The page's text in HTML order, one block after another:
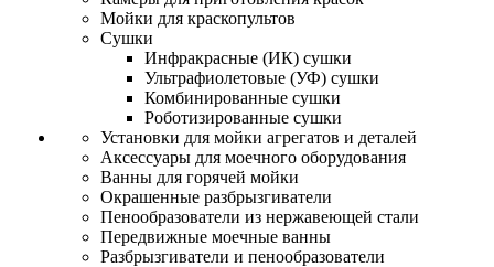
Мойки для краскопультов
Сушки
Инфракрасные (ИК) сушки
Ультрафиолетовые (УФ) сушки
Комбинированные сушки
Роботизированные сушки
Установки для мойки агрегатов и деталей
Аксессуары для моечного оборудования
Ванны для горячей мойки
Окрашенные разбрызгиватели
Пенообразователи из нержавеющей стали
Передвижные моечные ванны
Разбрызгиватели и пенообразователи